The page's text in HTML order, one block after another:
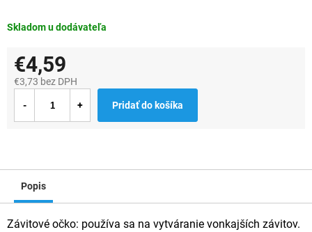
Skladom u dodávateľa
€4,59
€3,73 bez DPH
cena:
Pridať do košíka
Popis
Závitové očko: používa sa na vytváranie vonkajších závitov.